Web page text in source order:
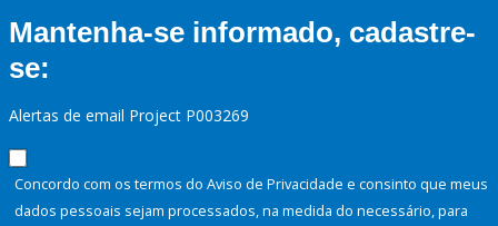
Mantenha-se informado, cadastre-
se:
Alertas de email Project P003269
Concordo com os termos do Aviso de Privacidade e consinto que meus
dados pessoais sejam processados, na medida do necessário, para